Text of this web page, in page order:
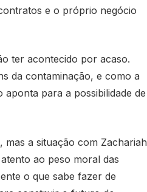
e o próprio negócio
ter acontecido por acaso.
da contaminação, e como a
para a possibilidade de
a situação com Zachariah
ao peso moral das
o que sabe fazer de